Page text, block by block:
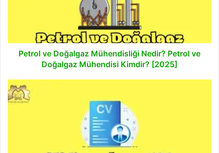
Mühendisi
Kimdir?
Petrol ve Doğalgaz Mühendisliği Nedir? Petrol ve
Doğalgaz Mühendisi Kimdir? [2025]
CV
Hazırlama
101: